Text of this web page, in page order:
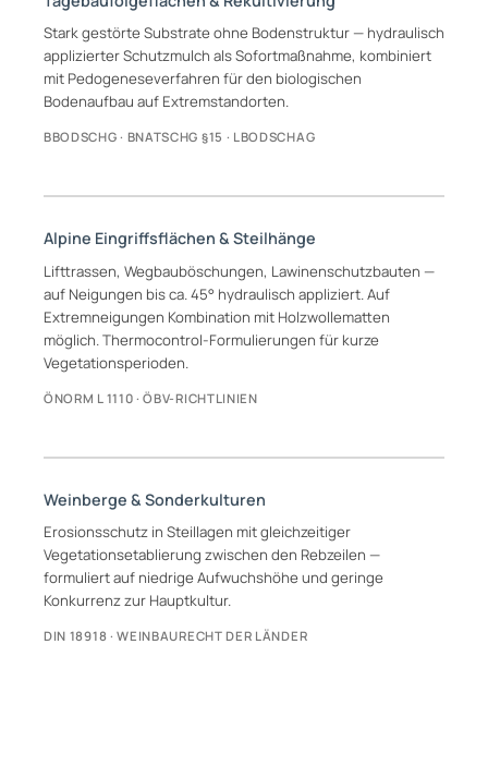
Stark gestörte Substrate ohne Bodenstruktur — hydraulisch
applizierter Schutzmulch als Sofortmaßnahme, kombiniert
mit Pedogeneseverfahren für den biologischen
Bodenaufbau auf Extremstandorten.
BBODSCHG · BNATSCHG §15 · LBODSCHAG
Alpine Eingriffsflächen & Steilhänge
Lifttrassen, Wegbauböschungen, Lawinenschutzbauten —
auf Neigungen bis ca. 45° hydraulisch appliziert. Auf
Extremneigungen Kombination mit Holzwollematten
möglich. Thermocontrol-Formulierungen für kurze
Vegetationsperioden.
ÖNORM L 1110 · ÖBV-RICHTLINIEN
Weinberge & Sonderkulturen
Erosionsschutz in Steillagen mit gleichzeitiger
Vegetationsetablierung zwischen den Rebzeilen —
formuliert auf niedrige Aufwuchshöhe und geringe
Konkurrenz zur Hauptkultur.
DIN 18918 · WEINBAURECHT DER LÄNDER